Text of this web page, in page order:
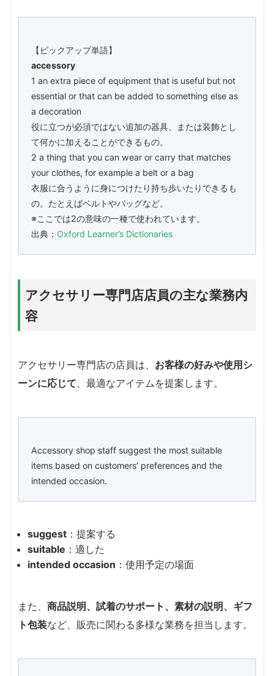
【ピックアップ単語】
accessory
1 an extra piece of equipment that is useful but not
essential or that can be added to something else as
a decoration
役に立つが必須ではない追加の器具、または装飾とし
て何かに加えることができるもの。
2 a thing that you can wear or carry that matches
your clothes, for example a belt or a bag
衣服に合うように身につけたり持ち歩いたりできるも
の。たとえばベルトやバッグなど。
※ここでは2の意味の一種で使われています。
出典： Oxford Learner’s Dictionaries
アクセサリー専門店店員の主な業務内
容
アクセサリー専門店の店員は、 お客様の好みや使用シ
ーンに応じて、最適なアイテムを提案します。
Accessory shop staff suggest the most suitable
items based on customers’ preferences and the
intended occasion.
suggest ：提案する
suitable ：適した
intended occasion ：使用予定の場面
また、 商品説明、試着のサポート、素材の説明、ギフ
ト包装など、販売に関わる多様な業務を担当します。